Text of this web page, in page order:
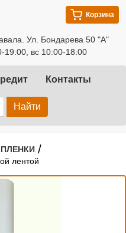
Ул. Бондарева 50 "А"
19:00, вс 10:00-18:00
Корзина
Контакты
Найти
ПЛЕНКИ /
лентой